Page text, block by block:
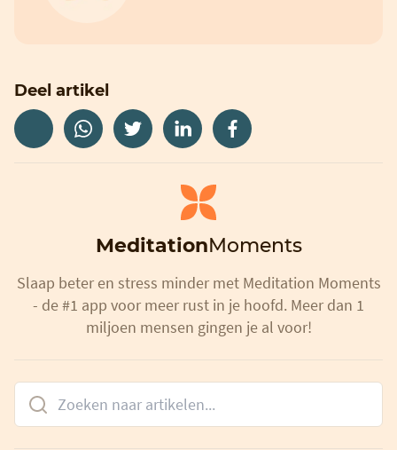
Deel artikel
MeditationMoments
Slaap beter en stress minder met Meditation Moments
- de #1 app voor meer rust in je hoofd. Meer dan 1
miljoen mensen gingen je al voor!